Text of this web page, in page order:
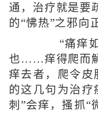
通，治疗就是要
的“怫热”之邪向
“痛痒如
也……痒得爬而
痒去者，爬令
的这几句为治疗
刺”会痒，搔抓“